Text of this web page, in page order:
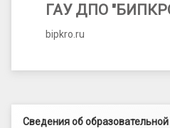
ГАУ ДПО
bipkro.ru
Левый сайдбар
Сведения об